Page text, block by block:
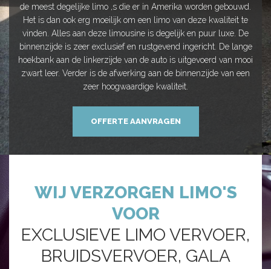
de meest degelijke limo ,s die er in Amerika worden gebouwd.
Het is dan ook erg moeilijk om een limo van deze kwaliteit te
vinden. Alles aan deze limousine is degelijk en puur luxe. De
binnenzijde is zeer exclusief en rustgevend ingericht. De lange
hoekbank aan de linkerzijde van de auto is uitgevoerd van mooi
zwart leer. Verder is de afwerking aan de binnenzijde van een
zeer hoogwaardige kwaliteit.
OFFERTE AANVRAGEN
WIJ VERZORGEN LIMO'S
VOOR
EXCLUSIEVE LIMO VERVOER,
BRUIDSVERVOER, GALA